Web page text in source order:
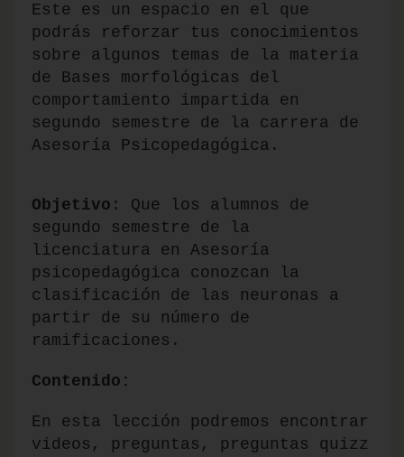
Este es un espacio en el que
podrás reforzar tus conocimientos
sobre algunos temas de la materia
de Bases morfológicas del
comportamiento impartida en
segundo semestre de la carrera de
Asesoría Psicopedagógica.
Objetivo : Que los alumnos de
segundo semestre de la
licenciatura en Asesoría
psicopedagógica conozcan la
clasificación de las neuronas a
partir de su número de
ramificaciones.
Contenido:
En esta lección podremos encontrar
videos, preguntas, preguntas quizz